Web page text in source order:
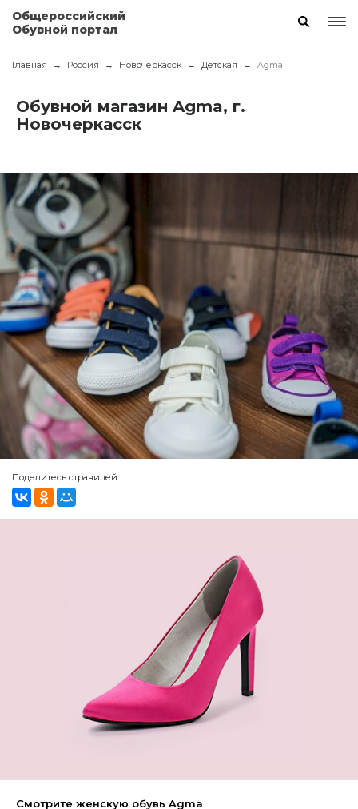
Общероссийский
Обувной портал
Главная Россия Новочеркасск Детская Agma
Обувной магазин Agma, г.
Новочеркасск
Поделитесь страницей:
Смотрите женскую обувь Agma